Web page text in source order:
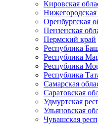
Кировская
Нижегородская
Оренбургская
Пензенская
Пермский край
Республика
Республика
Республика
Республика
Самарская
Саратовская
Удмуртская
Ульяновская
Чувашская